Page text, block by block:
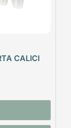
CALICI